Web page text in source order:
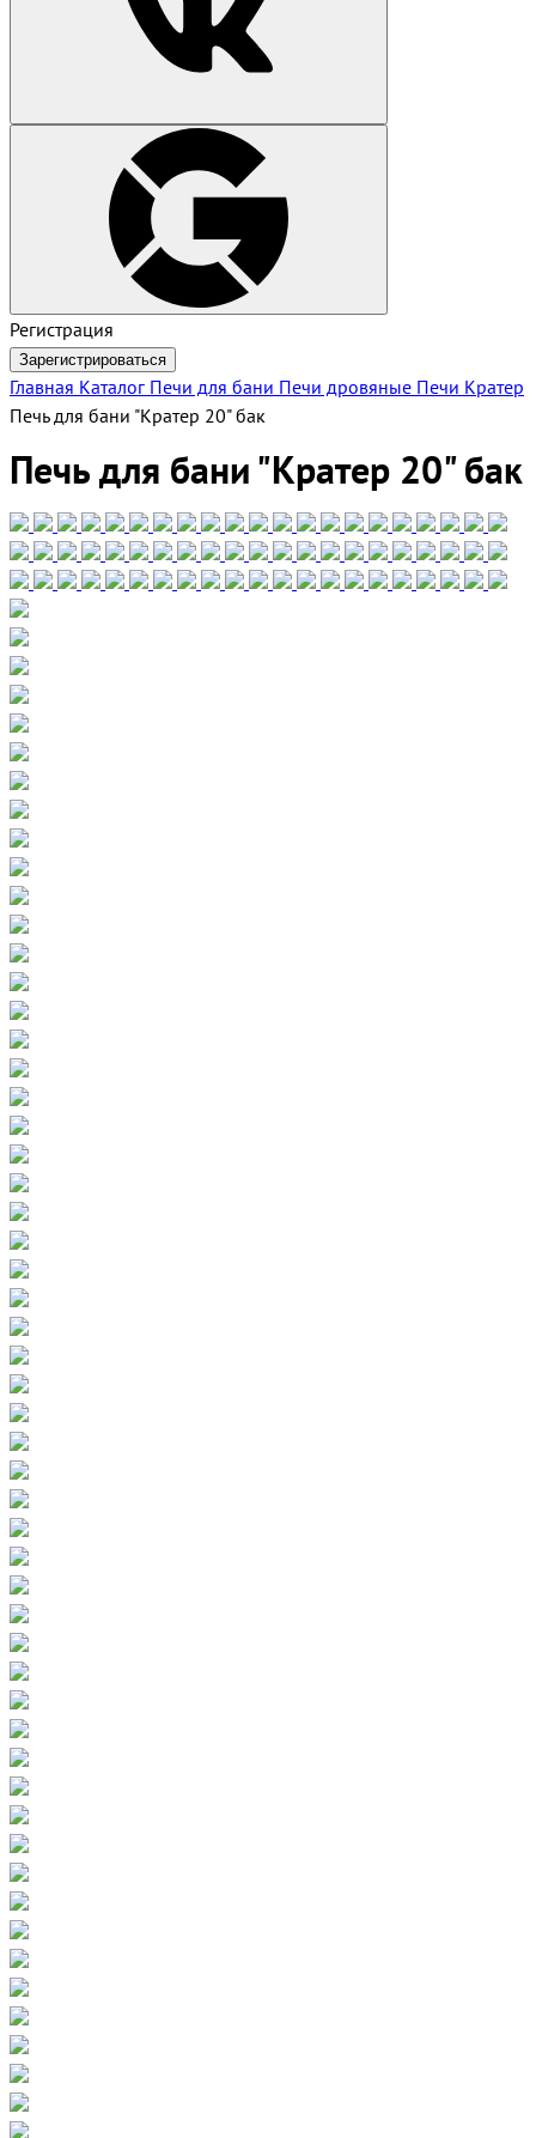
Регистрация
Зарегистрироваться
Главная Каталог Печи для бани Печи дровяные Печи Кратер
Печь для бани "Кратер 20" бак
Печь для бани "Кратер 20" бак